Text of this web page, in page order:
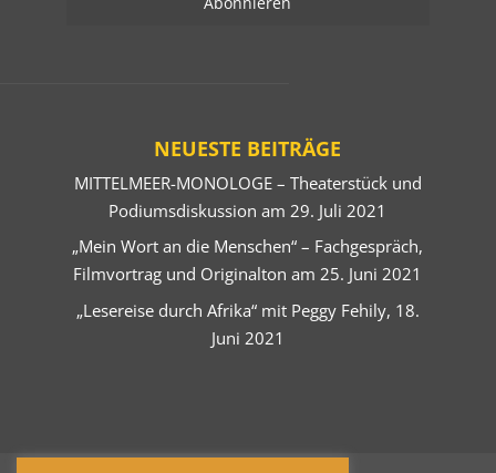
NEUESTE BEITRÄGE
MITTELMEER-MONOLOGE – Theaterstück und
Podiumsdiskussion am 29. Juli 2021
„Mein Wort an die Menschen“ – Fachgespräch,
Filmvortrag und Originalton am 25. Juni 2021
„Lesereise durch Afrika“ mit Peggy Fehily, 18.
Juni 2021